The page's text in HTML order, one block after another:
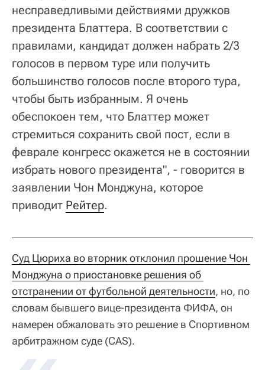
несправедливыми действиями дружков
президента Блаттера. В соответствии с
правилами, кандидат должен набрать 2/3
голосов в первом туре или получить
большинство голосов после второго тура,
чтобы быть избранным. Я очень
обеспокоен тем, что Блаттер может
стремиться сохранить свой пост, если в
феврале конгресс окажется не в состоянии
избрать нового президента", - говорится в
заявлении Чон Монджуна, которое
приводит Рейтер.
Суд Цюриха во вторник отклонил прошение Чон
Монджуна о приостановке решения об
отстранении от футбольной деятельности, но, по
словам бывшего вице-президента ФИФА, он
намерен обжаловать это решение в Спортивном
арбитражном суде (CAS).